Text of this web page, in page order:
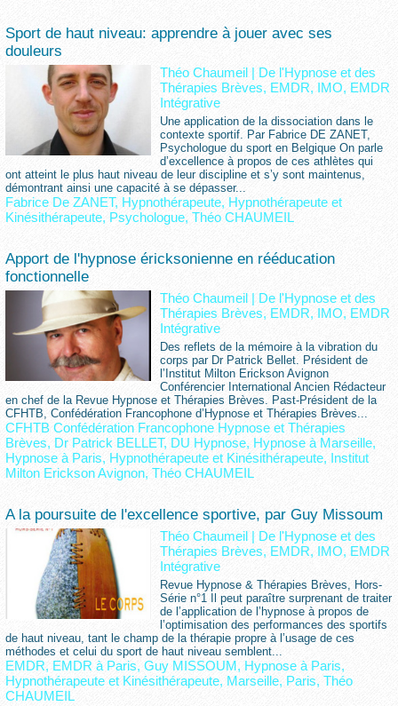
Sport de haut niveau: apprendre à jouer avec ses
douleurs
Théo Chaumeil | De l'Hypnose et des
Thérapies Brèves, EMDR, IMO, EMDR
Intégrative
Une application de la dissociation dans le
contexte sportif. Par Fabrice DE ZANET,
Psychologue du sport en Belgique On parle
d’excellence à propos de ces athlètes qui
ont atteint le plus haut niveau de leur discipline et s’y sont maintenus,
démontrant ainsi une capacité à se dépasser...
Fabrice De ZANET, Hypnothérapeute, Hypnothérapeute et
Kinésithérapeute, Psychologue, Théo CHAUMEIL
Apport de l'hypnose éricksonienne en rééducation
fonctionnelle
Théo Chaumeil | De l'Hypnose et des
Thérapies Brèves, EMDR, IMO, EMDR
Intégrative
Des reflets de la mémoire à la vibration du
corps par Dr Patrick Bellet. Président de
l’Institut Milton Erickson Avignon
Conférencier International Ancien Rédacteur
en chef de la Revue Hypnose et Thérapies Brèves. Past-Président de la
CFHTB, Confédération Francophone d’Hypnose et Thérapies Brèves...
CFHTB Confédération Francophone Hypnose et Thérapies
Brèves, Dr Patrick BELLET, DU Hypnose, Hypnose à Marseille,
Hypnose à Paris, Hypnothérapeute et Kinésithérapeute, Institut
Milton Erickson Avignon, Théo CHAUMEIL
A la poursuite de l'excellence sportive, par Guy Missoum
Théo Chaumeil | De l'Hypnose et des
Thérapies Brèves, EMDR, IMO, EMDR
Intégrative
Revue Hypnose & Thérapies Brèves, Hors-
Série n°1 Il peut paraître surprenant de traiter
de l’application de l’hypnose à propos de
l’optimisation des performances des sportifs
de haut niveau, tant le champ de la thérapie propre à l’usage de ces
méthodes et celui du sport de haut niveau semblent...
EMDR, EMDR à Paris, Guy MISSOUM, Hypnose à Paris,
Hypnothérapeute et Kinésithérapeute, Marseille, Paris, Théo
CHAUMEIL